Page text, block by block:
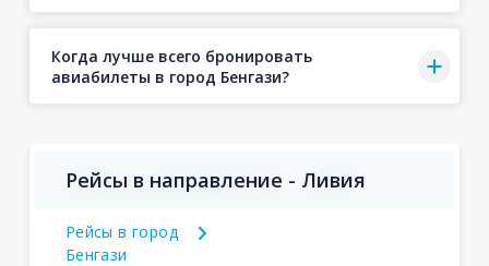
Когда лучше всего бронировать
авиабилеты в город Бенгази?
Рейсы в направление - Ливия
Рейсы в город
Бенгази